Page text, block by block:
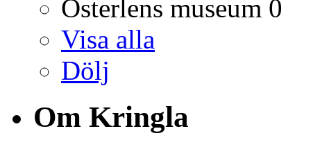
Österlens museum 0
Visa alla
Dölj
Om Kringla